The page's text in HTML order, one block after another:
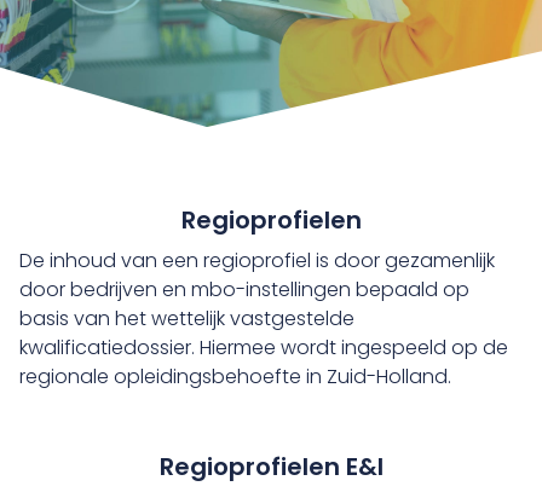
Regioprofielen
De inhoud van een regioprofiel is door gezamenlijk
door bedrijven en mbo-instellingen bepaald op
basis van het wettelijk vastgestelde
kwalificatiedossier. Hiermee wordt ingespeeld op de
regionale opleidingsbehoefte in Zuid-Holland.
Regioprofielen E&I